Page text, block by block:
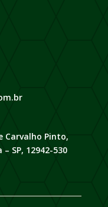
Carvalho Pinto,
SP, 12942-530